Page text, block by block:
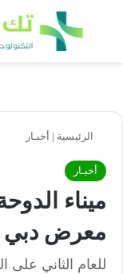
بحث عن
الرئيسية | أخبـار
أخبـار
ميناء
معرض دبي
للعام الثاني على